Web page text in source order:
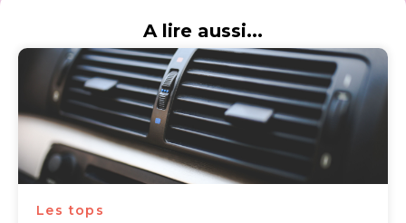
A lire aussi...
Les tops